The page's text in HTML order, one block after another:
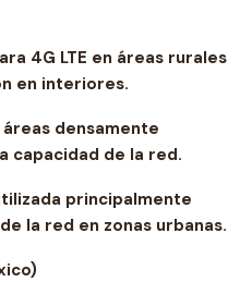
4G LTE en áreas rurales
en interiores.
densamente
capacidad de la red.
principalmente
la red en zonas urbanas.